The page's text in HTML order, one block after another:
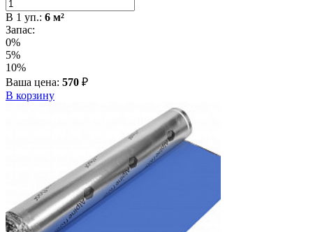
В 1 уп.: 6 м²
Запас:
0%
5%
10%
Ваша цена: 570 ₽
В корзину